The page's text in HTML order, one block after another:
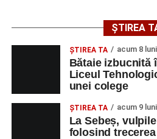
ȘTIREA
ŞTIREA TA acum 8 luni
Bătaie izbucnită
Liceul
unei colege
ŞTIREA TA acum 9 luni
La Sebeș,
folosind